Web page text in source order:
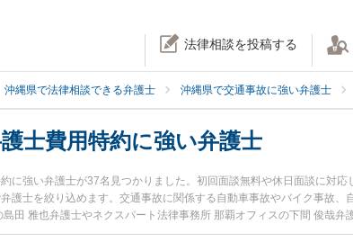
法律相談を投稿する
沖縄県で法律相談できる弁護士 沖縄県で交通事故に強い弁護士
士費用特約に強い弁護士
に強い弁護士が37名見つかりました。初回面談無料や休日面談に対
護士を絞り込めます。交通事故に関係する自動車事故やバイク事故
田 雅也弁護士やネクスパート法律事務所 那覇オフィスの下間 俊哉
す。『沖縄県で土日や夜間に発生した弁護士費用特約のトラブルを